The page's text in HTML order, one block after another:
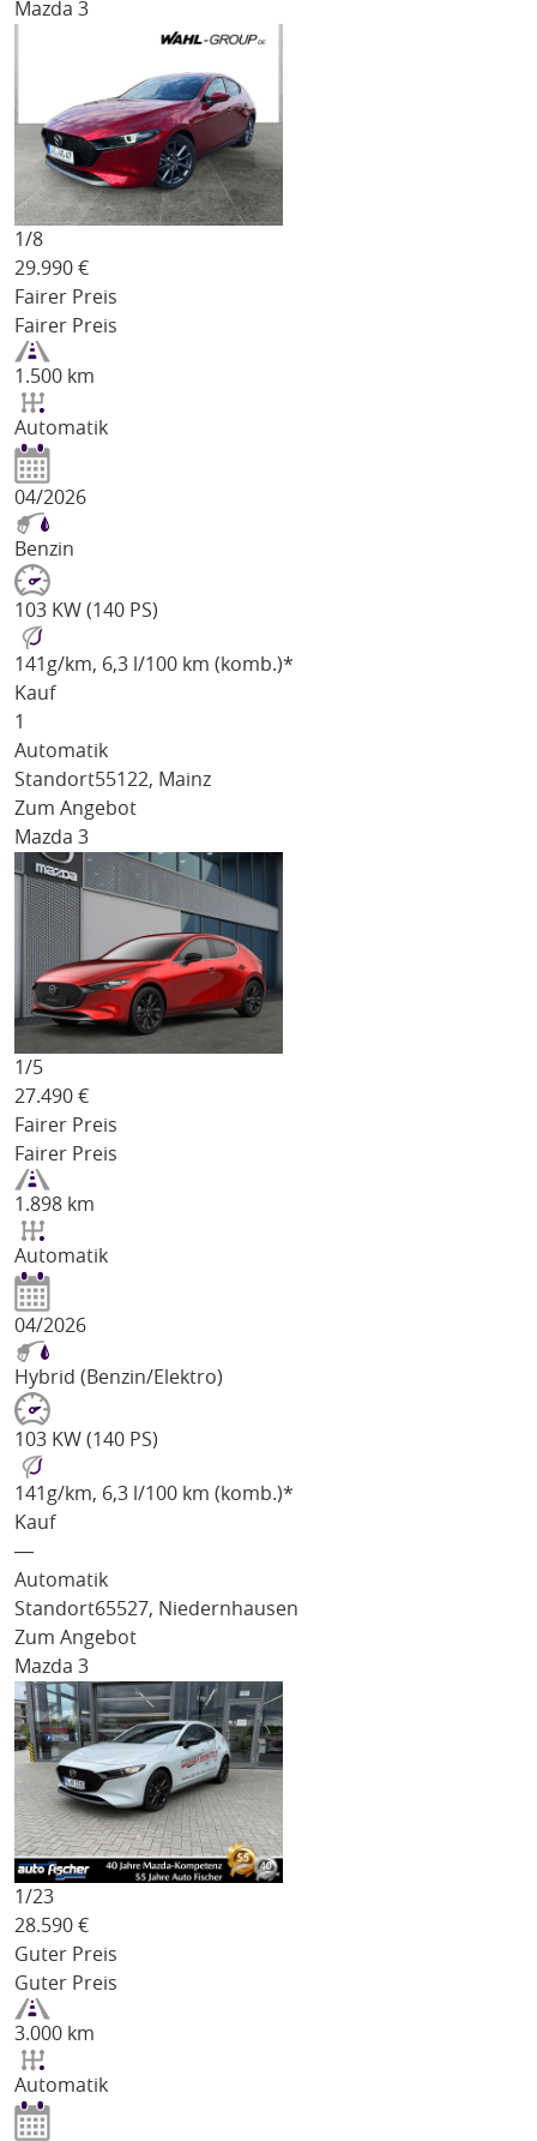
Mazda 3
1/8
29.990 €
Fairer Preis
Fairer Preis
1.500 km
Automatik
04/2026
Benzin
103 KW (140 PS)
141 g/km, 6,3 l/100 km (komb.)*
Kauf
1
Automatik
Standort55122, Mainz
Zum Angebot
Mazda 3
1/5
27.490 €
Fairer Preis
Fairer Preis
1.898 km
Automatik
04/2026
Hybrid (Benzin/Elektro)
103 KW (140 PS)
141 g/km, 6,3 l/100 km (komb.)*
Kauf
―
Automatik
Standort65527, Niedernhausen
Zum Angebot
Mazda 3
1/23
28.590 €
Guter Preis
Guter Preis
3.000 km
Automatik